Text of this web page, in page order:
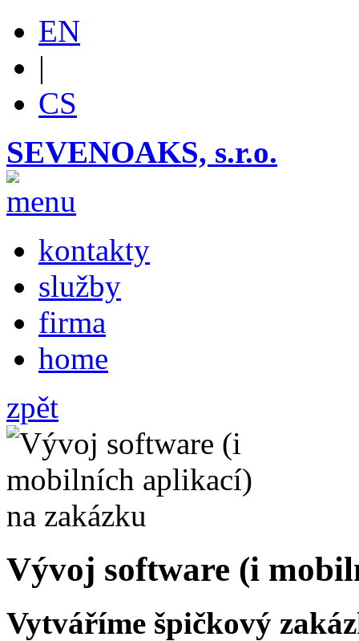
EN
|
CS
SEVENOAKS, s.r.o.
kontakty
služby
firma
home
zpět
Vývoj software (i
Vytváříme špičkový